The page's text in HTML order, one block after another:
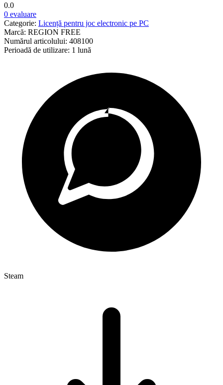
0.0
0 evaluare
Categorie: Licență pentru joc electronic pe PC
Marcă: REGION FREE
Numărul articolului: 408100
Perioadă de utilizare: 1 lună
Steam